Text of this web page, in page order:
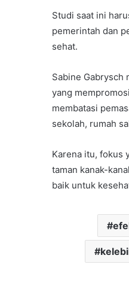
Studi saat ini
pemerintah dan
sehat.
Sabine Gabrysch
yang
membatasi
sekolah, rumah
Karena itu, fokus
taman kanak-
baik untuk